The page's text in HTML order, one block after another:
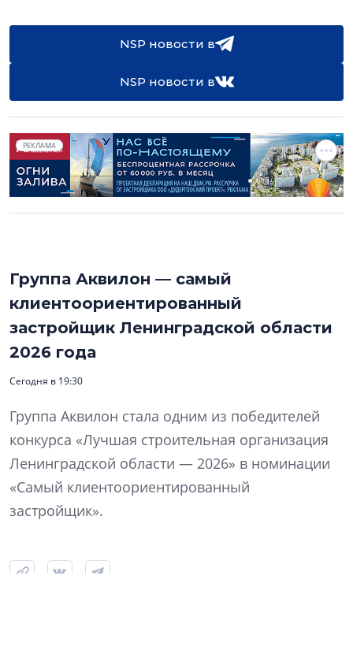
NSP новости в
NSP новости в
РЕКЛАМА
Группа Аквилон — самый
клиентоориентированный
застройщик Ленинградской области
2026 года
Сегодня в 19:30
Группа Аквилон стала одним из победителей
конкурса «Лучшая строительная организация
Ленинградской области — 2026» в номинации
«Самый клиентоориентированный
застройщик».